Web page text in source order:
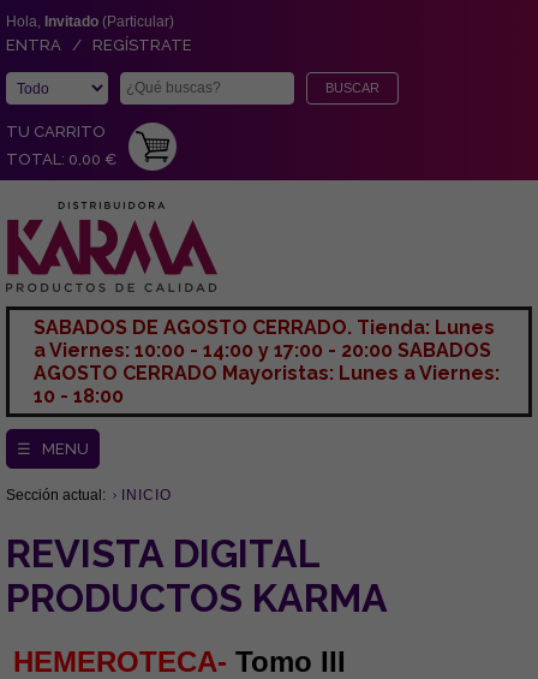
Hola, Invitado (Particular)
ENTRA / REGÍSTRATE
TU CARRITO
TOTAL: 0,00 €
SABADOS DE AGOSTO CERRADO. Tienda: Lunes
a Viernes: 10:00 - 14:00 y 17:00 - 20:00 SABADOS
AGOSTO CERRADO Mayoristas: Lunes a Viernes:
10 - 18:00
☰ MENU
Sección actual: INICIO
REVISTA DIGITAL
PRODUCTOS KARMA
HEMEROTECA- Tomo III